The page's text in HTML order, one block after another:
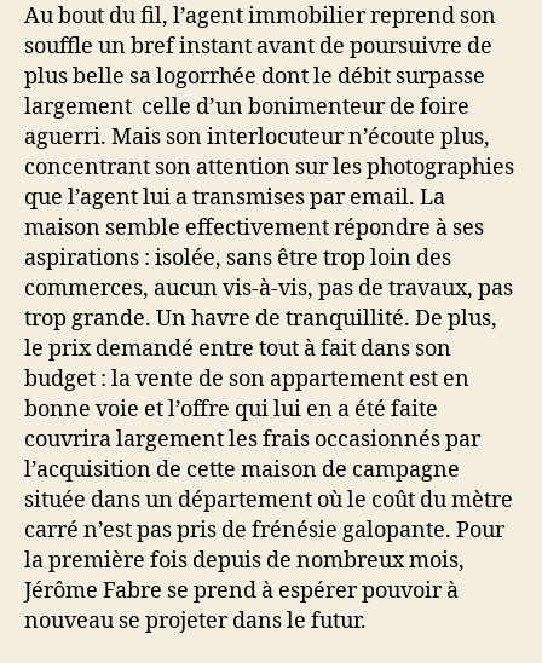
Au bout du fil, l’agent immobilier reprend son
souffle un bref instant avant de poursuivre de
plus belle sa logorrhée dont le débit surpasse
largement celle d’un bonimenteur de foire
aguerri. Mais son interlocuteur n’écoute plus,
concentrant son attention sur les photographies
que l’agent lui a transmises par email. La
maison semble effectivement répondre à ses
aspirations : isolée, sans être trop loin des
commerces, aucun vis-à-vis, pas de travaux, pas
trop grande. Un havre de tranquillité. De plus,
le prix demandé entre tout à fait dans son
budget : la vente de son appartement est en
bonne voie et l’offre qui lui en a été faite
couvrira largement les frais occasionnés par
l’acquisition de cette maison de campagne
située dans un département où le coût du mètre
carré n’est pas pris de frénésie galopante. Pour
la première fois depuis de nombreux mois,
Jérôme Fabre se prend à espérer pouvoir à
nouveau se projeter dans le futur.